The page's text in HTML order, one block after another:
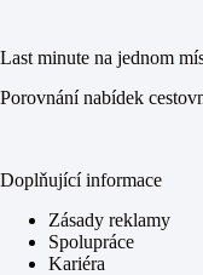
Last minute na jednom
Porovnání nabídek
Doplňující informace
Zásady reklamy
Spolupráce
Kariéra